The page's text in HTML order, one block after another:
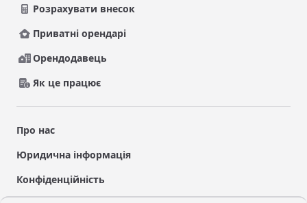
Розрахувати внесок
Приватні орендарі
Орендодавець
Як це працює
Про нас
Юридична інформація
Конфіденційність